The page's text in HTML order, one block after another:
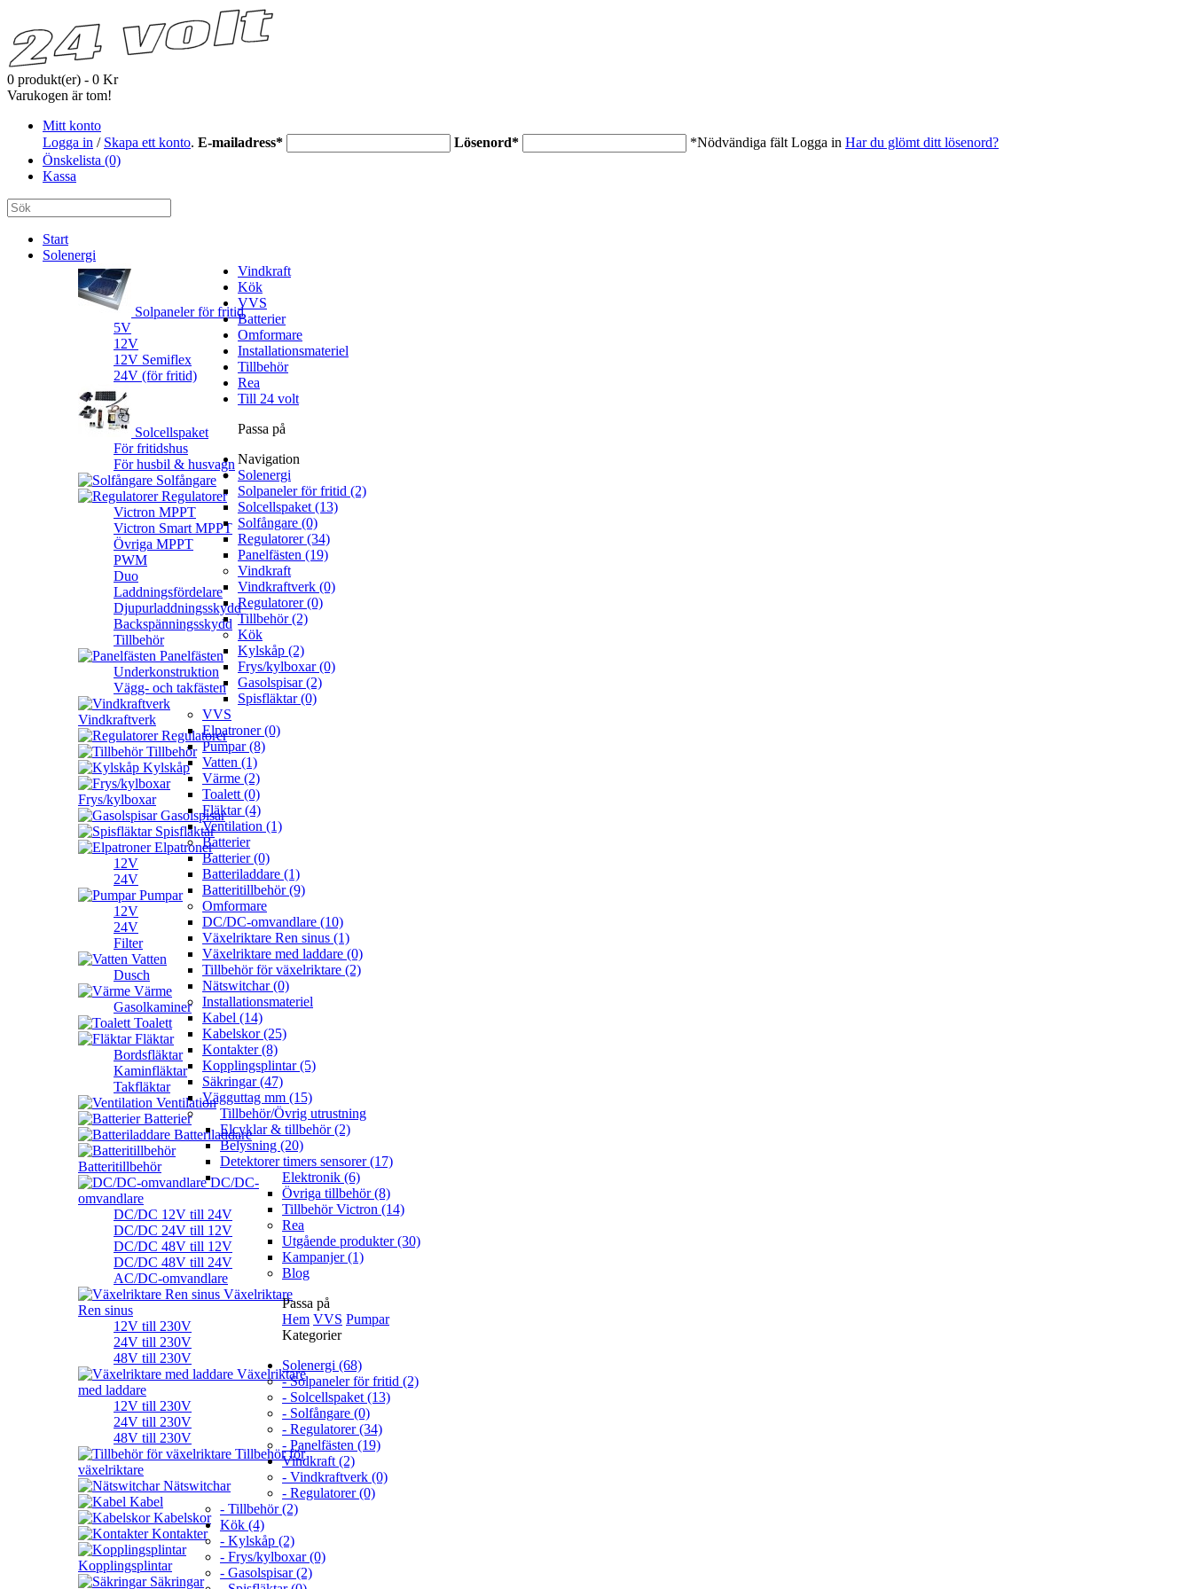
0 produkt(er) - 0 Kr
Varukogen är tom!
Mitt konto
Logga in / Skapa ett konto. E-mailadress* Lösenord* *Nödvändiga fält Logga in Har du glömt ditt lösenord?
Önskelista (0)
Kassa
Start
Solenergi
Solpaneler för fritid
5V
12V
12V Semiflex
24V (för fritid)
Solcellspaket
För fritidshus
För husbil & husvagn
Solfångare
Regulatorer
Victron MPPT
Victron Smart MPPT
Övriga MPPT
PWM
Duo
Laddningsfördelare
Djupurladdningsskydd
Backspänningsskydd
Tillbehör
Panelfästen
Underkonstruktion
Vägg- och takfästen
Vindkraft
Vindkraftverk
Regulatorer
Tillbehör
Kök
Kylskåp
Frys/kylboxar
Gasolspisar
Spisfläktar
VVS
Elpatroner
12V
24V
Pumpar
12V
24V
Filter
Vatten
Dusch
Värme
Gasolkaminer
Toalett
Fläktar
Bordsfläktar
Kaminfläktar
Takfläktar
Ventilation
Batterier
Batterier
Batteriladdare
Batteritillbehör
Omformare
DC/DC-
omvandlare
DC/DC 12V till 24V
DC/DC 24V till 12V
DC/DC 48V till 12V
DC/DC 48V till 24V
AC/DC-omvandlare
Växelriktare
Ren sinus
12V till 230V
24V till 230V
48V till 230V
Växelriktare
med laddare
12V till 230V
24V till 230V
48V till 230V
Tillbehör för
växelriktare
Nätswitchar
Installationsmateriel
Kabel
Kabelskor
Kontakter
Kopplingsplintar
Säkringar
Tillbehör
Rea
Till 24 volt
Passa på
Navigation
Solenergi
Solpaneler för fritid (2)
Solcellspaket (13)
Solfångare (0)
Regulatorer (34)
Panelfästen (19)
Vindkraft
Vindkraftverk (0)
Regulatorer (0)
Tillbehör (2)
Kök
Kylskåp (2)
Frys/kylboxar (0)
Gasolspisar (2)
Spisfläktar (0)
VVS
Elpatroner (0)
Pumpar (8)
Vatten (1)
Värme (2)
Toalett (0)
Fläktar (4)
Ventilation (1)
Batterier
Batterier (0)
Batteriladdare (1)
Batteritillbehör (9)
Omformare
DC/DC-omvandlare (10)
Växelriktare Ren sinus (1)
Växelriktare med laddare (0)
Tillbehör för växelriktare (2)
Nätswitchar (0)
Installationsmateriel
Kabel (14)
Kabelskor (25)
Kontakter (8)
Kopplingsplintar (5)
Säkringar (47)
Vägguttag mm (15)
Tillbehör/Övrig utrustning
Elcyklar & tillbehör (2)
Belysning (20)
Detektorer timers sensorer (17)
Elektronik (6)
Övriga tillbehör (8)
Tillbehör Victron (14)
Rea
Utgående produkter (30)
Kampanjer (1)
Blog
Passa på
Hem VVS Pumpar
Kategorier
Solenergi (68)
- Solpaneler för fritid (2)
- Solcellspaket (13)
- Solfångare (0)
- Regulatorer (34)
- Panelfästen (19)
Vindkraft (2)
- Vindkraftverk (0)
- Regulatorer (0)
- Tillbehör (2)
Kök (4)
- Kylskåp (2)
- Frys/kylboxar (0)
- Gasolspisar (2)